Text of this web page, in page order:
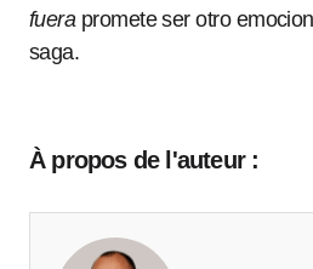
fuerapromete ser otro
saga.
À propos de l'auteur :